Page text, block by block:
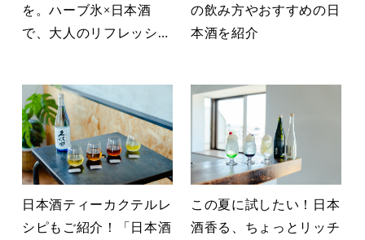
を。ハーブ氷×日本酒
で、大人のリフレッシュ
の飲み方やおすすめの日
本酒を紹介
日本酒ティーカクテルレ
シピもご紹介！「日本酒
この夏に試したい！日本
酒香る、ちょっとリッチ